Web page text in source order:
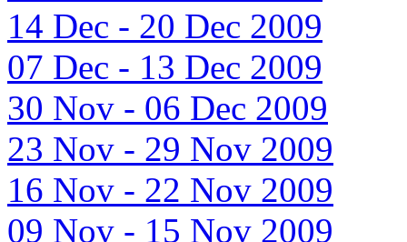
14 Dec - 20 Dec 2009
07 Dec - 13 Dec 2009
30 Nov - 06 Dec 2009
23 Nov - 29 Nov 2009
16 Nov - 22 Nov 2009
09 Nov - 15 Nov 2009